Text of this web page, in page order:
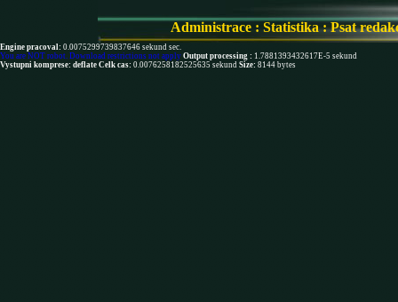
Administrace : Statistika:Psat
Engine pracoval: 0.0075299739837646 sekund sec.
You are NOT robot. Download restrictions not apply Output processing : 1.7881393432617E-5 sekund
Vystupni komprese: deflate Celk cas: 0.0076258182525635 sekund Size: 8144 bytes